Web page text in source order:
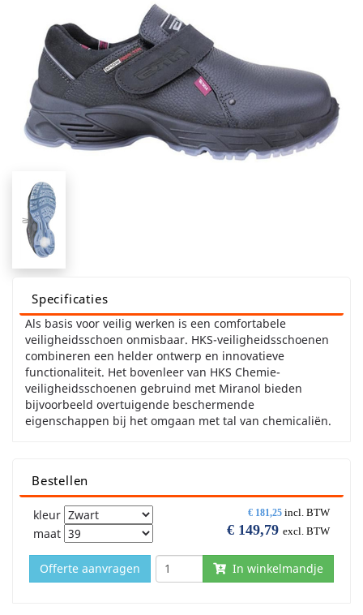
Specificaties
Als basis voor veilig werken is een comfortabele
veiligheidsschoen onmisbaar. HKS-veiligheidsschoenen
combineren een helder ontwerp en innovatieve
functionaliteit. Het bovenleer van HKS Chemie-
veiligheidsschoenen gebruind met Miranol bieden
bijvoorbeeld overtuigende beschermende
eigenschappen bij het omgaan met tal van chemicaliën.
Bestellen
€ 181,25 incl. BTW
€ 149,79 excl. BTW
kleur
maat
In winkelmandje
Offerte aanvragen